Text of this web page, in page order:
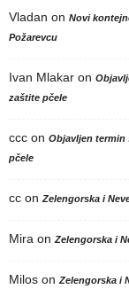
Vladan on Novi
Požarevcu
Ivan Mlakar on
zaštite pčele
ccc on Objavljen termin
pčele
cc on Zelengorska i
Mira on Zelengorska i
Milos on Zelengorska i